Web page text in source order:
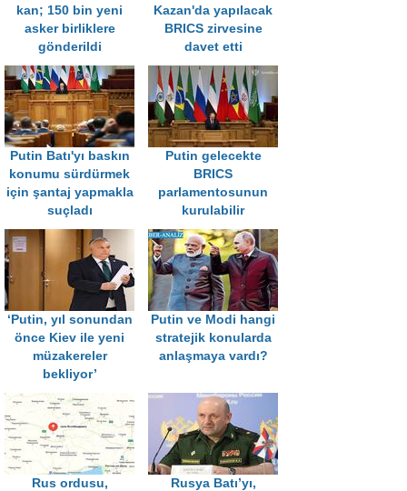
kan; 150 bin yeni
asker birliklere
gönderildi
Kazan'da yapılacak
BRICS zirvesine
davet etti
Putin Batı'yı baskın
konumu sürdürmek
için şantaj yapmakla
suçladı
Putin gelecekte
BRICS
parlamentosunun
kurulabilir
‘Putin, yıl sonundan
önce Kiev ile yeni
müzakereler
bekliyor’
Putin ve Modi hangi
stratejik konularda
anlaşmaya vardı?
Rus ordusu,
Rusya Batı’yı,